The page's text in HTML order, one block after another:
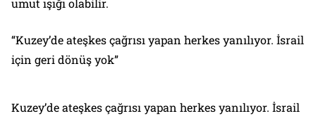
umut ışığı olabilir.
“Kuzey’de ateşkes çağrısı yapan herkes yanılıyor. İsrail
için geri dönüş yok”
Kuzey’de ateşkes çağrısı yapan herkes yanılıyor. İsrail